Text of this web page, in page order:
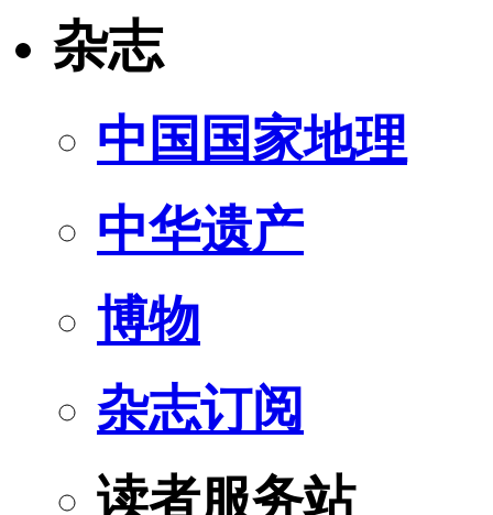
杂志
中国国家地理
中华遗产
博物
杂志订阅
读者服务站